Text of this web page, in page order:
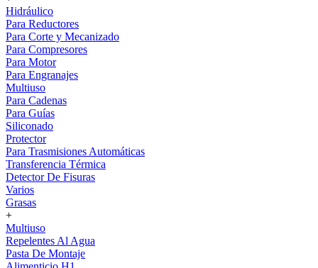
Hidráulico
Para Reductores
Para Corte y Mecanizado
Para Compresores
Para Motor
Para Engranajes
Multiuso
Para Cadenas
Para Guías
Siliconado
Protector
Para Trasmisiones Automáticas
Transferencia Térmica
Detector De Fisuras
Varios
Grasas
+
Multiuso
Repelentes Al Agua
Pasta De Montaje